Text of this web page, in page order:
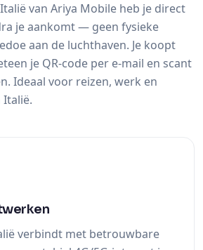
van Ariya Mobile heb je direct
je aankomt — geen fysieke
aan de luchthaven. Je koopt
je QR-code per e-mail en scant
Ideaal voor reizen, werk en
verbindt met betrouwbare